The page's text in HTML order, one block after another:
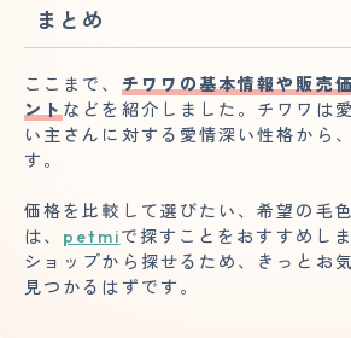
まとめ
ここまで、 チワワの基本情報や販売
ント などを紹介しました。チワワは
い主さんに対する愛情深い性格から
す。
価格を比較して選びたい、希望の毛
は、 petmiで探すことをおすすめし
ショップから探せるため、きっとお
見つかるはずです。